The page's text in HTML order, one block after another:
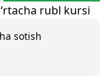
rubl kursi
sotish